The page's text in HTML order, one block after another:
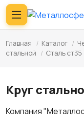
Главная / Каталог /
стальной
/ Сталь ст35
Круг
Компания